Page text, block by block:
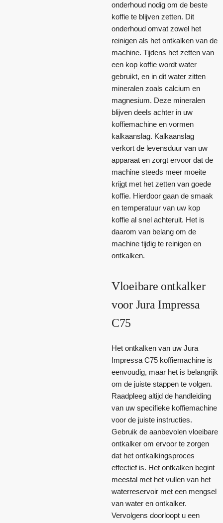
onderhoud nodig om de beste
koffie te blijven zetten. Dit
onderhoud omvat zowel het
reinigen als het ontkalken van de
machine. Tijdens het zetten van
een kop koffie wordt water
gebruikt, en in dit water zitten
mineralen zoals calcium en
magnesium. Deze mineralen
blijven deels achter in uw
koffiemachine en vormen
kalkaanslag. Kalkaanslag
verkort de levensduur van uw
apparaat en zorgt ervoor dat de
machine steeds meer moeite
krijgt met het zetten van goede
koffie. Hierdoor gaan de smaak
en temperatuur van uw kop
koffie al snel achteruit. Het is
daarom van belang om de
machine tijdig te reinigen en
ontkalken.
Vloeibare ontkalker
voor Jura Impressa
C75
Het ontkalken van uw Jura
Impressa C75 koffiemachine is
eenvoudig, maar het is belangrijk
om de juiste stappen te volgen.
Raadpleeg altijd de handleiding
van uw specifieke koffiemachine
voor de juiste instructies.
Gebruik de aanbevolen vloeibare
ontkalker om ervoor te zorgen
dat het ontkalkingsproces
effectief is. Het ontkalken begint
meestal met het vullen van het
waterreservoir met een mengsel
van water en ontkalker.
Vervolgens doorloopt u een